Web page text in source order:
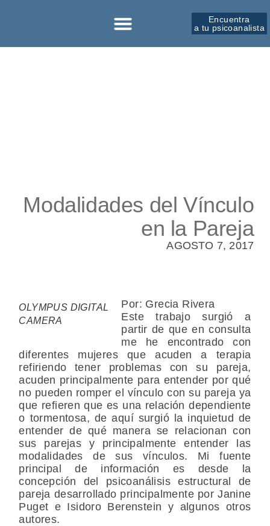
Encuentra
a tu psicoanalista
Modalidades del Vínculo
en la Pareja
AGOSTO 7, 2017
OLYMPUS DIGITAL
CAMERA
Por: Grecia Rivera
Este trabajo surgió a
partir de que en consulta
me he encontrado con
diferentes mujeres que acuden a terapia
refiriendo tener problemas con su pareja,
acuden principalmente para entender por qué
no pueden romper el vínculo con su pareja ya
que refieren que es una relación dependiente
o tormentosa, de aquí surgió la inquietud de
entender de qué manera se relacionan con
sus parejas y principalmente entender las
modalidades de sus vínculos. Mi fuente
principal de información es desde la
concepción del psicoanálisis estructural de
pareja desarrollado principalmente por Janine
Puget e Isidoro Berenstein y algunos otros
autores.